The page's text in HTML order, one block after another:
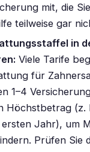
mit, die
teilweise gar
in
Viele Tarife
für
1–4
Höchstbetrag (z.
Jahr), um
Prüfen Sie